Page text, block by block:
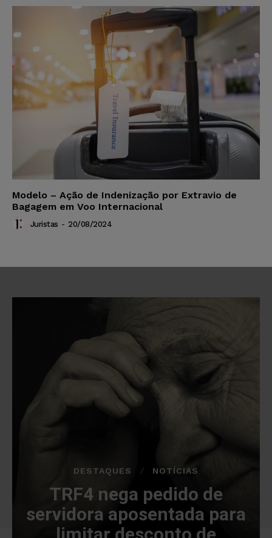
Modelo – Ação de Indenização por Extravio de
Bagagem em Voo Internacional
Juristas - 20/08/2024